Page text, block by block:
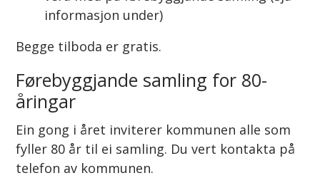
informasjon under)
Begge tilboda er gratis.
Førebyggjande samling for 80-
åringar
Ein gong i året inviterer kommunen alle som
fyller 80 år til ei samling. Du vert kontakta på
telefon av kommunen.